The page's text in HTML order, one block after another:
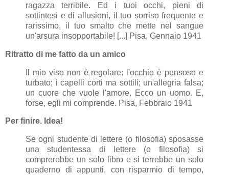
ragazza terribile. Ed i tuoi occhi, pieni di
sottintesi e di allusioni, il tuo sorriso frequente e
rarissimo, il tuo smalto che mette nel sangue
un'arsura insopportabile! [...] Pisa, Gennaio 1941
Ritratto di me fatto da un amico
Il mio viso non è regolare; l'occhio è pensoso e
turbato; i capelli corti ma sottili; un'allegria falsa;
un cuore che vuole l'amore. Ecco un uomo. E,
forse, egli mi comprende. Pisa, Febbraio 1941
Per finire. Idea!
Se ogni studente di lettere (o filosofia) sposasse
una studentessa di lettere (o filosofia) si
comprerebbe un solo libro e si terrebbe un solo
quaderno di appunti, con risparmio di tempo,